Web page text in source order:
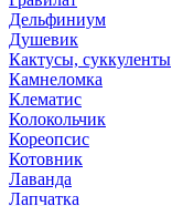
Дельфиниум
Душевик
Кактусы, суккуленты
Камнеломка
Клематис
Колокольчик
Кореопсис
Котовник
Лаванда
Лапчатка